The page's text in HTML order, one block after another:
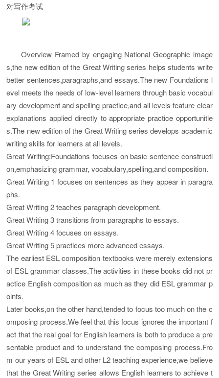
对写作考试
Overview Framed by engaging National Geographic image
s,the new edition of the Great Writing series helps students write
better sentences,paragraphs,and essays.The new Foundations l
evel meets the needs of low-level learners through basic vocabul
ary development and spelling practice,and all levels feature clear
explanations applied directly to appropriate practice opportunitie
s.The new edition of the Great Writing series develops academic
writing skills for learners at all levels.
Great Writing:Foundations focuses on basic sentence constructi
on,emphasizing grammar, vocabulary,spelling,and composition.
Great Writing 1 focuses on sentences as they appear in paragra
phs.
Great Writing 2 teaches paragraph development.
Great Writing 3 transitions from paragraphs to essays.
Great Writing 4 focuses on essays.
Great Writing 5 practices more advanced essays.
The earliest ESL composition textbooks were merely extensions
of ESL grammar classes.The activities in these books did not pr
actice English composition as much as they did ESL grammar p
oints.
Later books,on the other hand,tended to focus too much on the c
omposing process.We feel that this focus ignores the important f
act that the real goal for English learners is both to produce a pre
sentable product and to understand the composing process.Fro
m our years of ESL and other L2 teaching experience,we believe
that the Great Writing series allows English learners to achieve t